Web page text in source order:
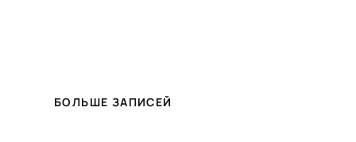
БОЛЬШЕ ЗАПИСЕЙ